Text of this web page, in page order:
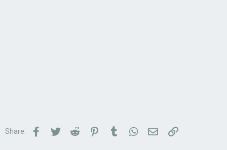
Share: Facebook
TwitterReddit PinterestTumblrWhatsApp
Email Link